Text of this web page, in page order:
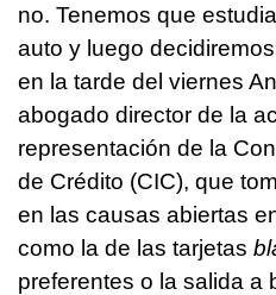
no. Tenemos que
auto y luego
en la tarde del viernes
abogado director de la
representación de la
de Crédito (CIC), que
en las causas abiertas
como la de las tarjetas
preferentes o la salida a